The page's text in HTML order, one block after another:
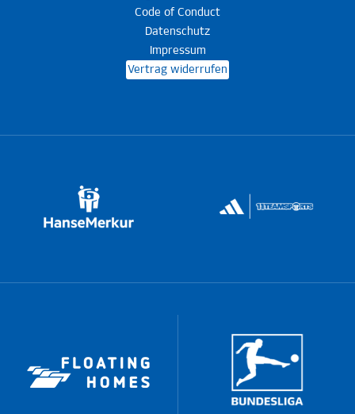
Code of Conduct
Datenschutz
Impressum
Vertrag widerrufen